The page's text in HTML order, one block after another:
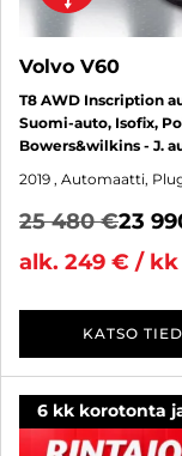
Volvo V60
T8 AWD Inscription
Suomi-auto, Isofix,
Bowers&wilkins - J.
2019 , Automaatti,
25 480 €23
alk. 249 € / kk
KATSO
6 kk korotonta